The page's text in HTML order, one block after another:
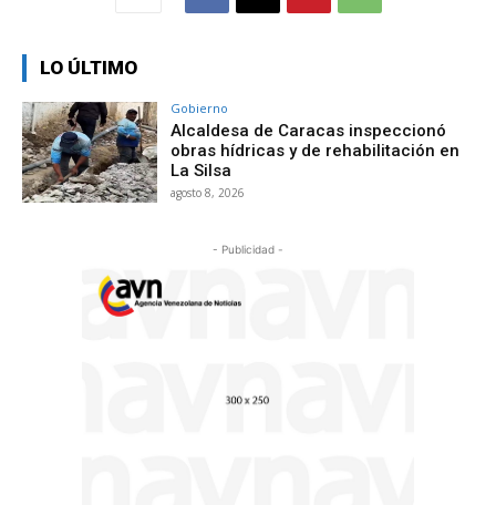
LO ÚLTIMO
Gobierno
Alcaldesa de Caracas inspeccionó
obras hídricas y de rehabilitación en
La Silsa
agosto 8, 2026
- Publicidad -